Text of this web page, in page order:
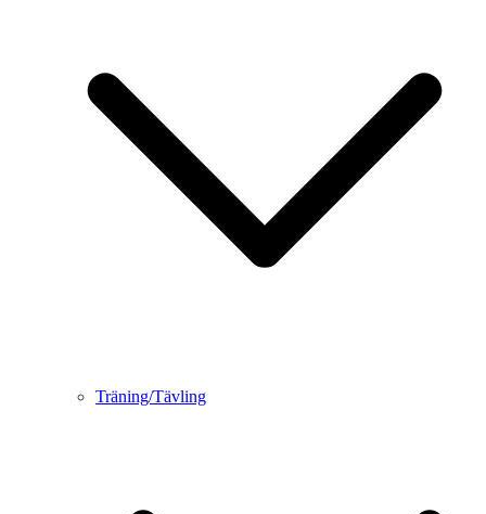
Träning/Tävling